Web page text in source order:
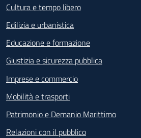
Cultura e tempo libero
Edilizia e urbanistica
Educazione e formazione
Giustizia e sicurezza pubblica
Imprese e commercio
Mobilità e trasporti
Patrimonio e Demanio Marittimo
Relazioni con il pubblico